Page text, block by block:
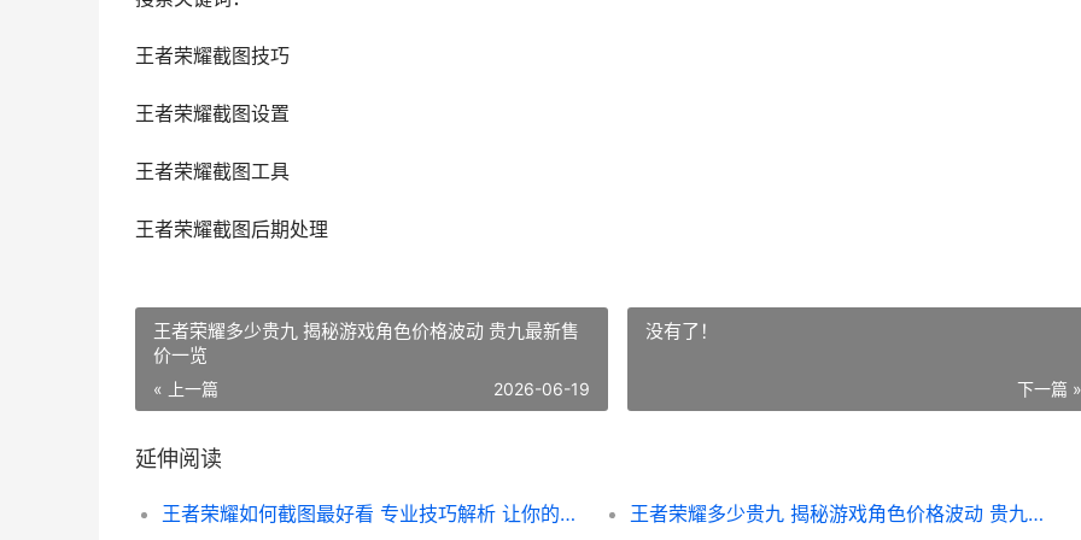
王者荣耀截图技巧
王者荣耀截图设置
王者荣耀截图工具
王者荣耀截图后期处理
王者荣耀多少贵九 揭秘游戏角色价格波动 贵九最新售
价一览
« 上一篇 2026-06-19
没有了！
下一篇 »
延伸阅读
王者荣耀如何截图最好看 专业技巧解析 让你的游戏瞬间变大片 王者荣耀多少贵九 揭秘游戏角色价格波动 贵九最新售价一览